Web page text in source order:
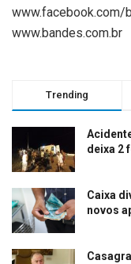
www.facebook.com/
www.bandes.com.br
Trending
deixa 2
Caixa
novos